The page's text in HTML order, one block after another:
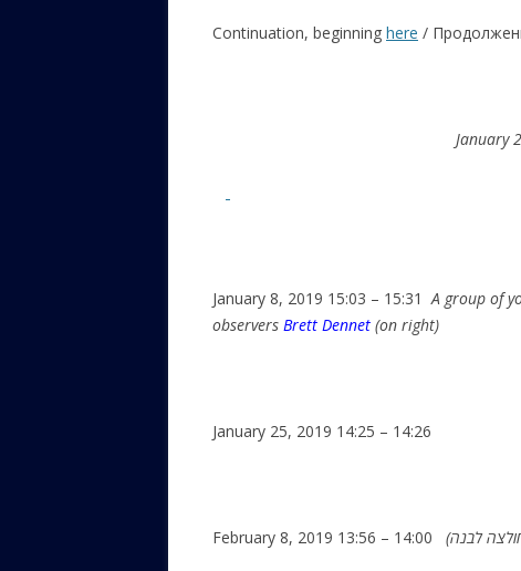
ЕВРЕЙСКАЯ
Continuation, beginning here /
January 2, 2019
January 8, 2019 15:03 – 15:31A group of
observers Brett Dennet (on right)
January 25, 2019 14:25 – 14:26
February 8, 2019 13:56 – 14:00 לבנה